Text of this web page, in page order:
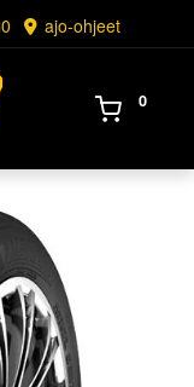
ajo-ohjeet
0